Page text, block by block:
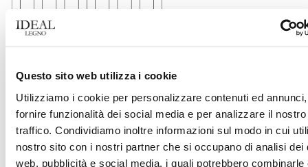
Questo sito web utilizza i cookie
Utilizziamo i cookie per personalizzare contenuti ed
fornire funzionalità dei social media e per analizzare il nostro
traffico. Condividiamo inoltre informazioni sul modo in cui
nostro sito con i nostri partner che si occupano di analisi dei
web, pubblicità e social media, i quali potrebbero combinarle
QUADROTTA BARBARIGO
Dimensioni
700x700 mm circa
600x600 mm circa
Spessore
16/20 mm